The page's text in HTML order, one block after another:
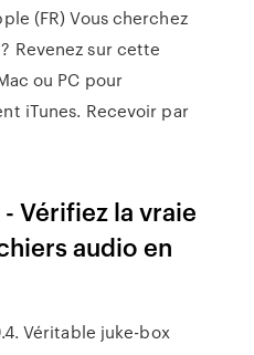
(FR) Vous cherchez
Revenez sur cette
ou PC pour
iTunes. Recevoir par
- Vérifiez la vraie
audio en
Véritable juke-box